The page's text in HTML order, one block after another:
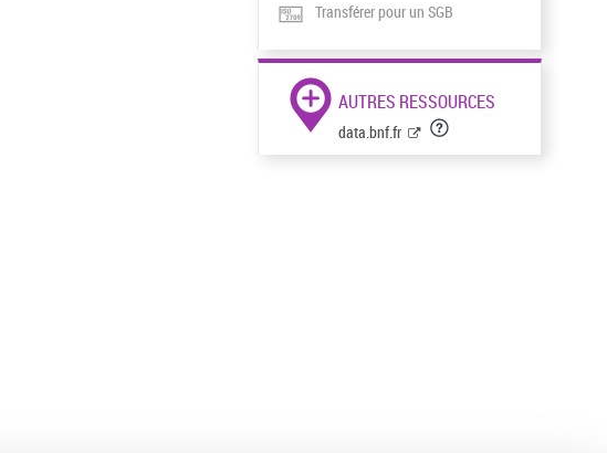
Transférer pour un SGB
AUTRES RESSOURCES
data.bnf.fr